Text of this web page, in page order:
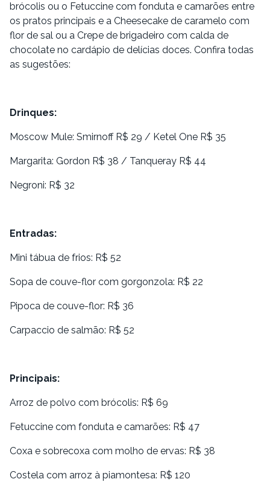
brócolis ou o Fetuccine com fonduta e camarões entre
os pratos principais e a Cheesecake de caramelo com
flor de sal ou a Crepe de brigadeiro com calda de
chocolate no cardápio de delícias doces. Confira todas
as sugestões:
Drinques:
Moscow Mule: Smirnoff R$ 29 / Ketel One R$ 35
Margarita: Gordon R$ 38 / Tanqueray R$ 44
Negroni: R$ 32
Entradas:
Mini tábua de frios: R$ 52
Sopa de couve-flor com gorgonzola: R$ 22
Pipoca de couve-flor: R$ 36
Carpaccio de salmão: R$ 52
Principais:
Arroz de polvo com brócolis: R$ 69
Fetuccine com fonduta e camarões: R$ 47
Coxa e sobrecoxa com molho de ervas: R$ 38
Costela com arroz à piamontesa: R$ 120